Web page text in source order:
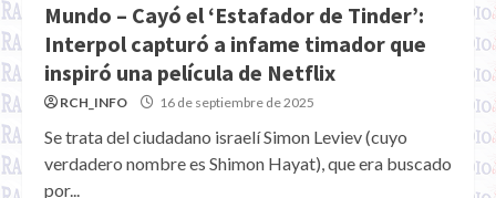
Mundo – Cayó el ‘Estafador de Tinder’:
Interpol capturó a infame timador que
inspiró una película de Netflix
RCH_INFO 16 de septiembre de 2025
Se trata del ciudadano israelí Simon Leviev (cuyo
verdadero nombre es Shimon Hayat), que era buscado
por...